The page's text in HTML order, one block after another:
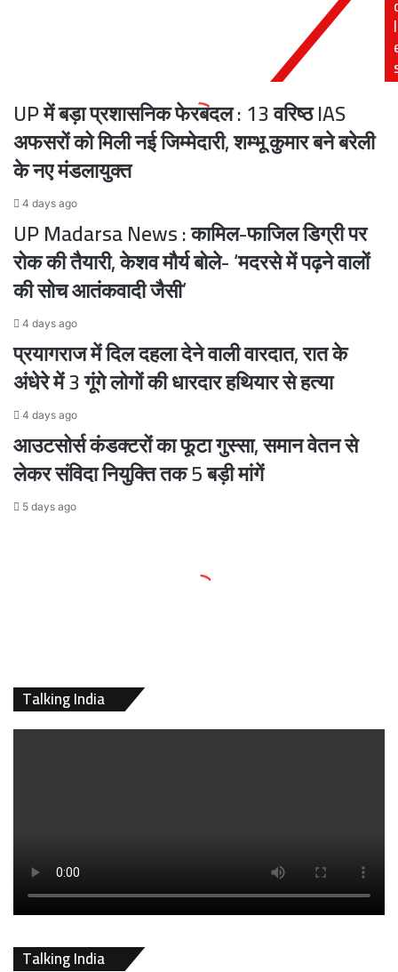
भव्य
पहले
युवाओं
के
l
UP में बड़ा प्रशासनिक फेरबदल : 13 वरिष्ठ IAS
अफसरों को मिली नई जिम्मेदारी, शम्भू कुमार बने बरेली
के नए मंडलायुक्त
4 days ago
UP Madarsa News : कामिल-फाजिल डिग्री पर
रोक की तैयारी, केशव मौर्य बोले- ‘मदरसे में पढ़ने वालों
की सोच आतंकवादी जैसी’
4 days ago
प्रयागराज में दिल दहला देने वाली वारदात, रात के
अंधेरे में 3 गूंगे लोगों की धारदार हथियार से हत्या
4 days ago
आउटसोर्स कंडक्टरों का फूटा गुस्सा, समान वेतन से
लेकर संविदा नियुक्ति तक 5 बड़ी मांगें
5 days ago
Talking India
Talking India